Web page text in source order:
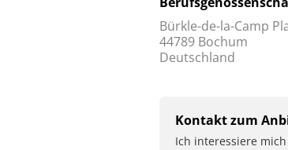
Bürkle-de-la-Camp
44789 Bochum
Deutschland
Kontakt zum
Ich interessiere